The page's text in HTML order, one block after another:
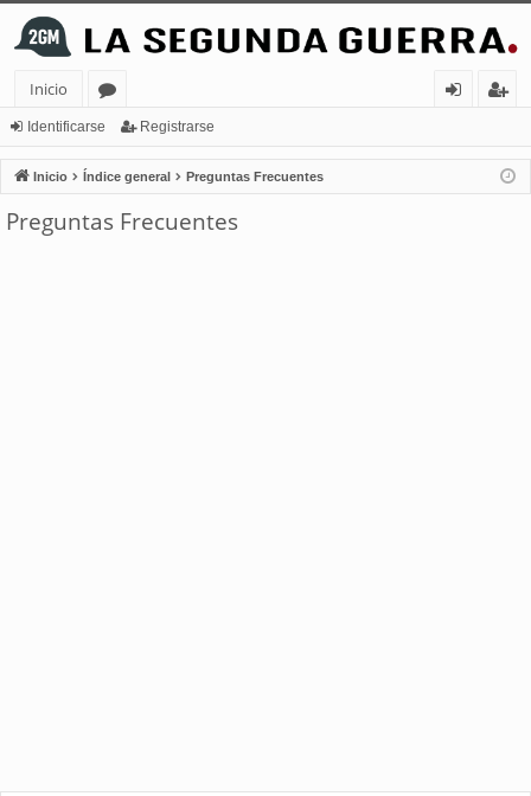
Inicio
or
os
nt
ifi
ist
ra
Identificarse Registrarse
Inicio Índice general Preguntas Frecuentes
Preguntas Frecuentes